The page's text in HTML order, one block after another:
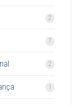
2
7
2
1